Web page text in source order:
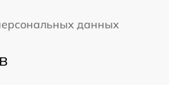
данных